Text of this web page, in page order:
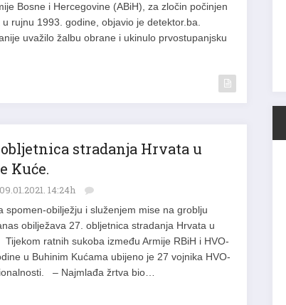
Bosne i Hercegovine (ABiH), za zločin počinjen
rujnu 1993. godine, objavio je detektor.ba.
uvažilo žalbu obrane i ukinulo prvostupanjsku
obljetnica stradanja Hrvata u
Kuće.
09.01.2021. 14:24h
spomen-obilježju i služenjem mise na groblju
obilježava 27. obljetnica stradanja Hrvata u
ratnih sukoba između Armije RBiH i HVO-
u Buhinim Kućama ubijeno je 27 vojnika HVO-
– Najmlađa žrtva bio…